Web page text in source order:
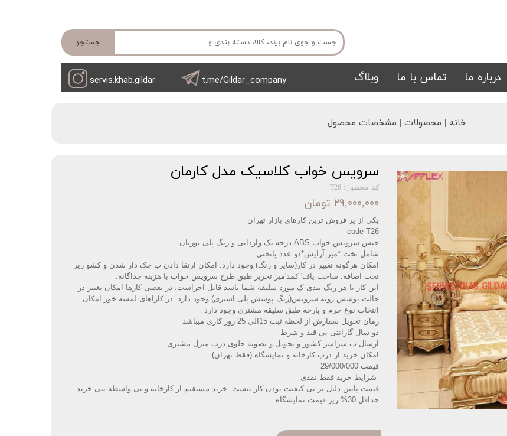
جستجو
تشک
درباره ما تماس با ما وبلاگ t.me/Gildar_company
servis.khab.gildar
خانه | محصولات | مشخصات محصول
سرویس خواب کلاسیک مدل کارمان
کد محصول: T26
۲۹,۰۰۰,۰۰۰ تومان
یکی از پر فروش ترین کارهای بازار تهران‌‌
code T26
جنس سرویس خواب ABS درجه یک وارداتی و رنگ پلی یورتان
شامل تخت *میز آرایش*دو عدد پاتختی
امکان هرگونه تغییر در کار(سایز و رنگ) وجود دارد. امکان ارتقا دادن ب جک دار شدن و کشو زیر
تخت اضافه. ساخت پاف' کمد'میز تحریر طبق طرح سرویس خواب با هزینه جداگانه.
این کار با هر رنگ بندی ک مورد سلیقه شما باشد قابل اجراست. در بعضی کارها امکان تغییر در
حالت پوشش رویه سرویس(رنگ پوشش پلی استری) وجود دارد. در کاراهای لمسه خور امکان
انتخاب نوع چرم و پارچه طبق سلیقه مشتری وجود دارد
زمان تحویل سفارش از لحظه ثبت 15الی 25 روز کاری میباشد
دو سال گارانتی بی قید و شرط
ارسال ب سراسر کشور و تحویل و تصویه جلوی درب منزل مشتری
امکان خرید از درب کارخانه و نمایشگاه (فقط تهران)
قیمت 29/000/000
️شرایط خرید فقط نقدی
قیمت پایین دلیل بر بی کیفیت بودن کار نیست. خرید مستقیم از کارخانه و بی واسطه ینی خرید
حداقل 30% زیر قیمت نمایشگاه